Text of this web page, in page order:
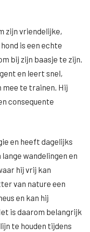
zijn vriendelijke,
is een echte
bij zijn baasje te zijn.
en leert snel,
mee te trainen. Hij
consequente
en heeft dagelijks
wandelingen en
hij vrij kan
van nature een
en kan hij
is daarom belangrijk
te houden tijdens